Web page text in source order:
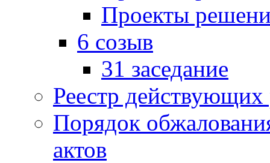
Проекты
6 созыв
31 заседание
Реестр
Порядок
актов